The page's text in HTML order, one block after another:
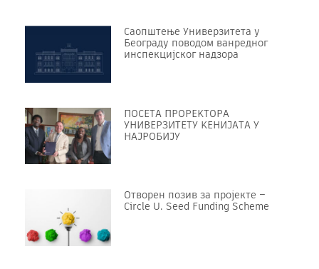
Саопштење Универзитета у
Београду поводом ванредног
инспекцијског надзора
ПОСЕТА ПРОРЕKТОРА
УНИВЕРЗИТЕТУ KЕНИЈАТА У
НАЈРОБИЈУ
Отворен позив за пројекте –
Circle U. Seed Funding Scheme